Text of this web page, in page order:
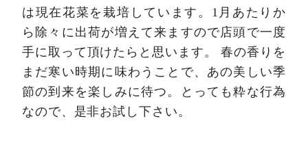
は現在花菜を栽培しています。1月あたりか
ら除々に出荷が増えて来ますので店頭で一度
手に取って頂けたらと思います。
春の香りを
まだ寒い時期に味わうことで、あの美しい季
節の到来を楽しみに待つ。とっても粋な行為
なので、是非お試し下さい。